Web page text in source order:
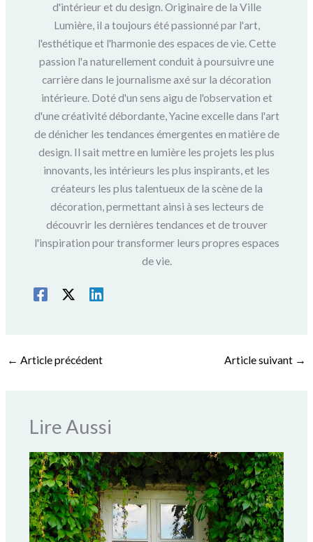
d'intérieur et du design. Originaire de la Ville
Lumière, il a toujours été passionné par l'art,
l'esthétique et l'harmonie des espaces de vie. Cette
passion l'a naturellement conduit à poursuivre une
carrière dans le journalisme axé sur la décoration
intérieure. Doté d'un sens aigu de l'observation et
d'une créativité débordante, Yacine excelle dans l'art
de dénicher les tendances émergentes en matière de
design. Il sait mettre en lumière les projets les plus
innovants, les intérieurs les plus inspirants, et les
créateurs les plus talentueux de la scène de la
décoration, permettant ainsi à ses lecteurs de
découvrir les dernières tendances et de trouver
l'inspiration pour transformer leurs propres espaces
de vie.
← Article précédent Article suivant →
Lire Aussi